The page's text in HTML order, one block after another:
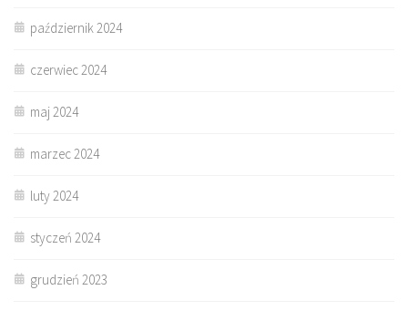
październik 2024
czerwiec 2024
maj 2024
marzec 2024
luty 2024
styczeń 2024
grudzień 2023